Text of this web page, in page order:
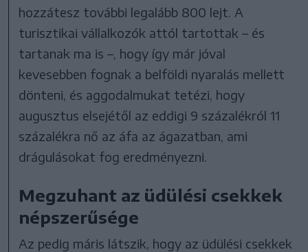
hozzátesz további legalább 800 lejt. A
turisztikai vállalkozók attól tartottak – és
tartanak ma is –, hogy így már jóval
kevesebben fognak a belföldi nyaralás mellett
dönteni, és aggodalmukat tetézi, hogy
augusztus elsejétől az eddigi 9 százalékról 11
százalékra nő az áfa az ágazatban, ami
drágulásokat fog eredményezni.
Megzuhant az üdülési csekkek
népszerűsége
Az pedig máris látszik, hogy az üdülési csekkek